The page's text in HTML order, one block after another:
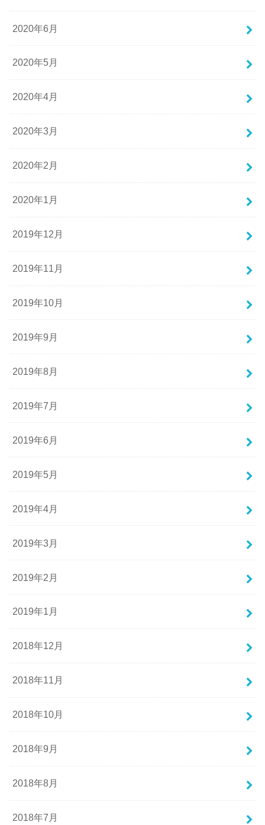
2020年6月
2020年5月
2020年4月
2020年3月
2020年2月
2020年1月
2019年12月
2019年11月
2019年10月
2019年9月
2019年8月
2019年7月
2019年6月
2019年5月
2019年4月
2019年3月
2019年2月
2019年1月
2018年12月
2018年11月
2018年10月
2018年9月
2018年8月
2018年7月